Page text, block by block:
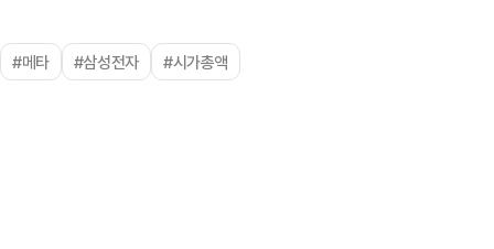
#메타 #삼성전자 #시가총액